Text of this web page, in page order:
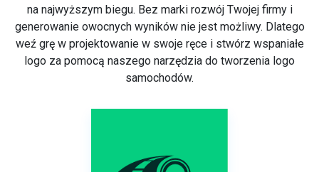
na najwyższym biegu. Bez marki rozwój Twojej firmy i
generowanie owocnych wyników nie jest możliwy. Dlatego
weź grę w projektowanie w swoje ręce i stwórz wspaniałe
logo za pomocą naszego narzędzia do tworzenia logo
samochodów.